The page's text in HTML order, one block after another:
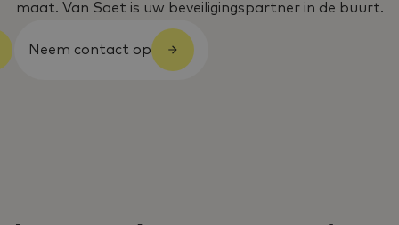
maat. Van Saet is uw beveiligingspartner in de buurt.
Neem contact op